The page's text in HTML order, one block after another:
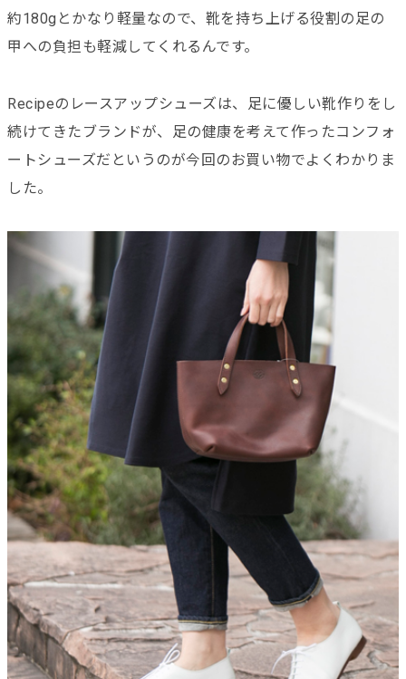
約180gとかなり軽量なので、靴を持ち上げる役割の足の
甲への負担も軽減してくれるんです。
Recipeのレースアップシューズは、足に優しい靴作りをし
続けてきたブランドが、足の健康を考えて作ったコンフォ
ートシューズだというのが今回のお買い物でよくわかりま
した。